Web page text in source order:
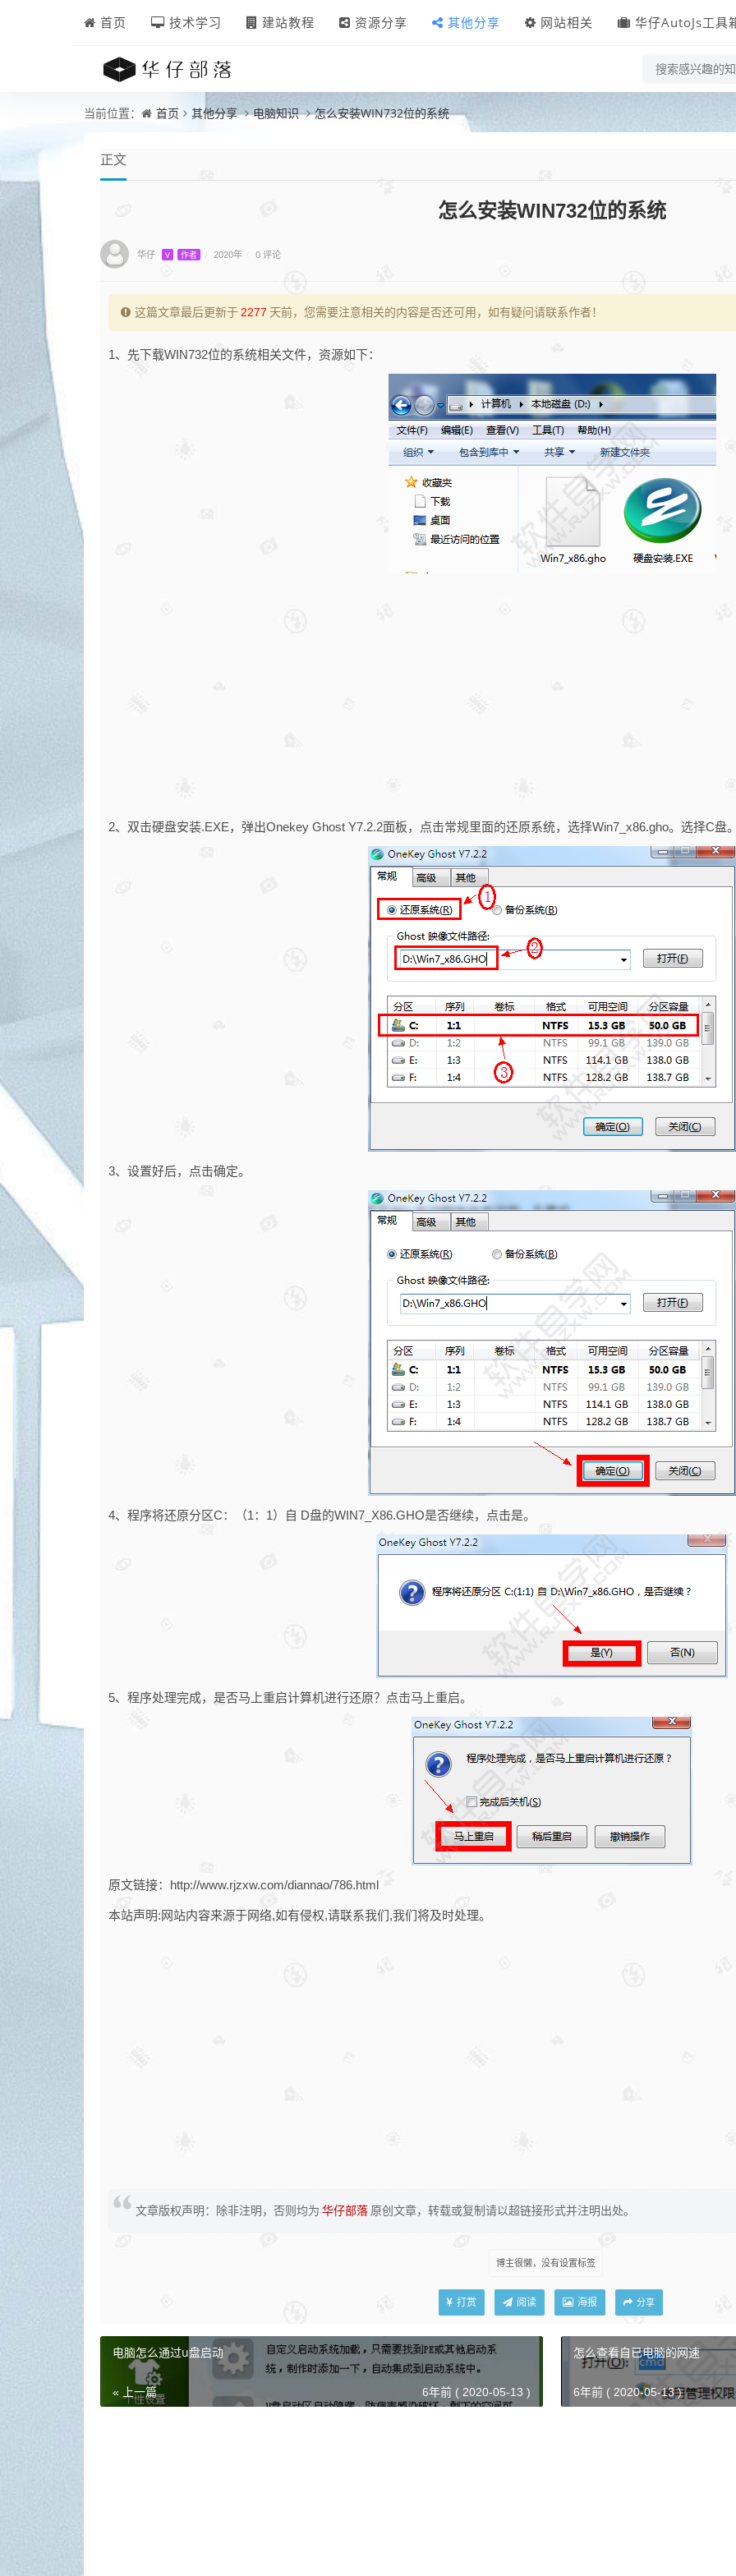
首页 技术学习 建站教程 资源分享 其他分享 网站相关 华仔AutoJs工具
当前位置： 首页 其他分享 电脑知识 怎么安装WIN732位的系统
正文
怎么安装WIN732位的系统
华仔 V 作者 2020年 0 评论
这篇文章最后更新于 2277 天前，您需要注意相关的内容是否还可用，如有疑问请联系作者！
1、先下载WIN732位的系统相关文件，资源如下：
2、双击硬盘安装.EXE，弹出Onekey Ghost Y7.2.2面板，点击常规里面的还原系统，选择Win7_x86.gho。选择C盘
3、设置好后，点击确定。
4、程序将还原分区C：（1：1）自 D盘的WIN7_X86.GHO是否继续，点击是。
5、程序处理完成，是否马上重启计算机进行还原？点击马上重启。
原文链接：http://www.rjzxw.com/diannao/786.html
本站声明:网站内容来源于网络,如有侵权,请联系我们,我们将及时处理。
文章版权声明：除非注明，否则均为 华仔部落 原创文章，转载或复制请以超链接形式并注明出处。
博主很懒，没有设置标签
打赏 阅读 海报 分享
电脑怎么通过u盘启动
« 上一篇 6年前 ( 2020-05-13 )
怎么查看自已电脑的网速
6年前 ( 2020-05-13 )